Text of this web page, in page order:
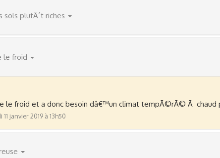
sols plutÃ´t riches
le froid
le froid et a donc besoin dâ€™un climat tempÃ©rÃ© Ã chaud
janvier 2019 à 13h50